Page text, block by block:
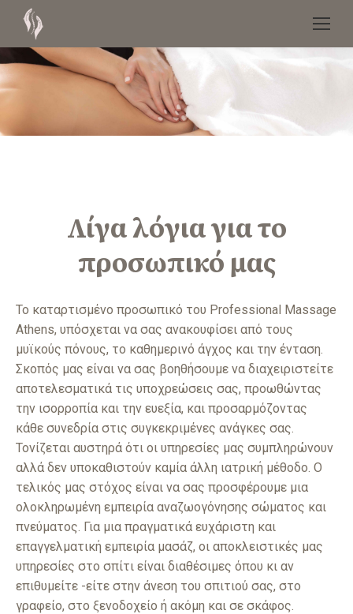
Λίγα λόγια για το
προσωπικό μας
Το καταρτισμένο προσωπικό του Professional Massage
Athens, υπόσχεται να σας ανακουφίσει από τους
μυϊκούς πόνους, το καθημερινό άγχος και την ένταση.
Σκοπός μας είναι να σας βοηθήσουμε να διαχειριστείτε
αποτελεσματικά τις υποχρεώσεις σας, προωθώντας
την ισορροπία και την ευεξία, και προσαρμόζοντας
κάθε συνεδρία στις συγκεκριμένες ανάγκες σας.
Τονίζεται αυστηρά ότι οι υπηρεσίες μας συμπληρώνουν
αλλά δεν υποκαθιστούν καμία άλλη ιατρική μέθοδο. Ο
τελικός μας στόχος είναι να σας προσφέρουμε μια
ολοκληρωμένη εμπειρία αναζωογόνησης σώματος και
πνεύματος. Για μια πραγματικά ευχάριστη και
επαγγελματική εμπειρία μασάζ, οι αποκλειστικές μας
υπηρεσίες στο σπίτι είναι διαθέσιμες όπου κι αν
επιθυμείτε -είτε στην άνεση του σπιτιού σας, στο
γραφείο, στο ξενοδοχείο ή ακόμη και σε σκάφος.